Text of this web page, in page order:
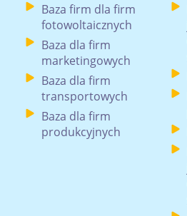
Baza firm dla firm
fotowoltaicznych
Baza dla firm
marketingowych
Baza dla firm
transportowych
Baza dla firm
produkcyjnych